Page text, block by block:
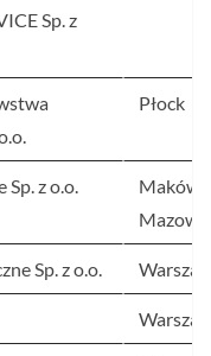
Sp. z
Płock
Sp. z o.o.
Maków
Sp. z o.o.